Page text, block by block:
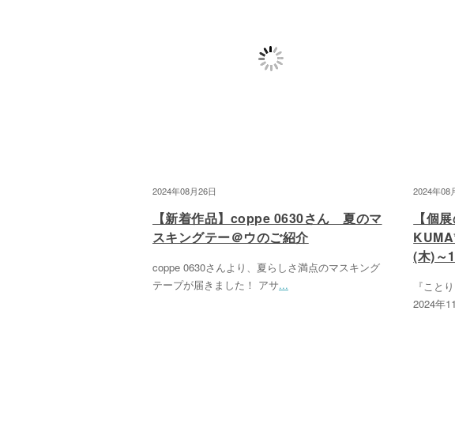
2024年08月26日
【新着作品】coppe 0630さん 夏のマ
スキングテー＠ウのご紹介
coppe 0630さんより、夏らしさ満点のマスキング
テープが届きました！ アサ...
2024年08
【個
(木)～
『こと
2024年